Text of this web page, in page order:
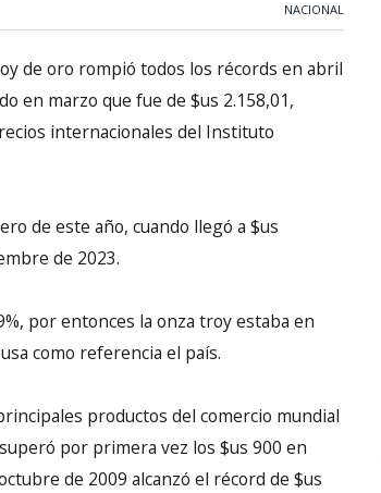
NACIONAL
de oro rompió todos los récords en abril
en marzo que fue de $us 2.158,01,
internacionales del Instituto
de este año, cuando llegó a $us
de 2023.
por entonces la onza troy estaba en
como referencia el país.
productos del comercio mundial
por primera vez los $us 900 en
de 2009 alcanzó el récord de $us